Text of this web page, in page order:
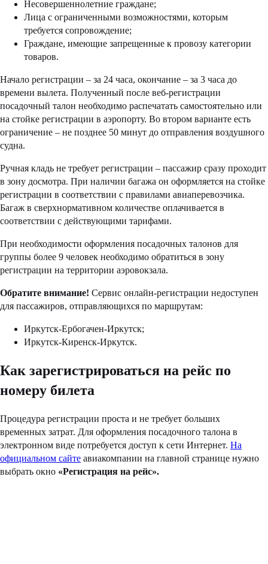
Несовершеннолетние граждане;
Лица с ограниченными возможностями, которым
требуется сопровождение;
Граждане, имеющие запрещенные к провозу категории
товаров.
Начало регистрации – за 24 часа, окончание – за 3 часа до
времени вылета. Полученный после веб-регистрации
посадочный талон необходимо распечатать самостоятельно или
на стойке регистрации в аэропорту. Во втором варианте есть
ограничение – не позднее 50 минут до отправления воздушного
судна.
Ручная кладь не требует регистрации – пассажир сразу проходит
в зону досмотра. При наличии багажа он оформляется на стойке
регистрации в соответствии с правилами авиаперевозчика.
Багаж в сверхнормативном количестве оплачивается в
соответствии с действующими тарифами.
При необходимости оформления посадочных талонов для
группы более 9 человек необходимо обратиться в зону
регистрации на территории аэровокзала.
Обратите внимание! Сервис онлайн-регистрации недоступен
для пассажиров, отправляющихся по маршрутам:
Иркутск-Ербогачен-Иркутск;
Иркутск-Киренск-Иркутск.
Как зарегистрироваться на рейс по
номеру билета
Процедура регистрации проста и не требует больших
временных затрат. Для оформления посадочного талона в
электронном виде потребуется доступ к сети Интернет. На
официальном сайте авиакомпании на главной странице нужно
выбрать окно «Регистрация на рейс».